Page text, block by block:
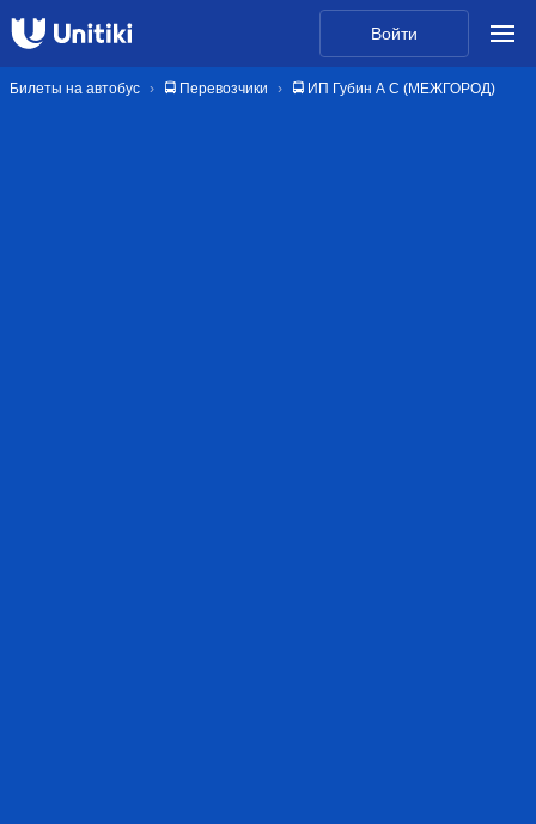
Войти
Билеты на автобус 🚍 Перевозчики 🚍 ИП Губин А С (МЕЖГОРОД)